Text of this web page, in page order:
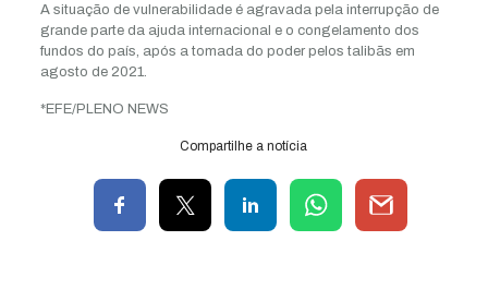
A situação de vulnerabilidade é agravada pela interrupção de
grande parte da ajuda internacional e o congelamento dos
fundos do país, após a tomada do poder pelos talibãs em
agosto de 2021.
*EFE/PLENO NEWS
Compartilhe a notícia